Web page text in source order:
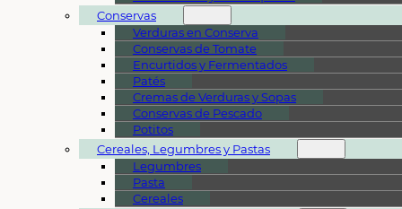
Conservas
Verduras en Conserva
Conservas de Tomate
Encurtidos y Fermentados
Patés
Cremas de Verduras y Sopas
Conservas de Pescado
Potitos
Cereales, Legumbres y Pastas
Legumbres
Pasta
Cereales